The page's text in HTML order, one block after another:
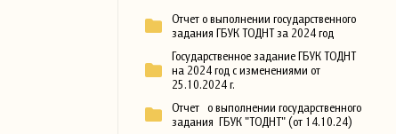
Отчет о выполнении государственного
задания ГБУК ТОДНТ за 2024 год
Государственное задание ГБУК ТОДНТ
на 2024 год с изменениями от
25.10.2024 г.
Отчет о выполнении государственного
задания ГБУК "ТОДНТ" (от 14.10.24)